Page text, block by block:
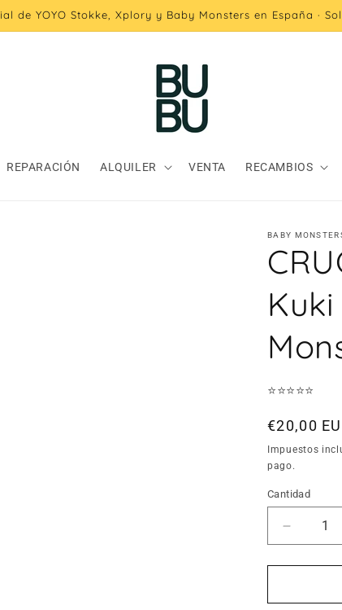
de YOYO Stokke, Xplory y Baby Monsters en España ·
REPARACIÓN ALQUILER VENTA RECAMBIOS
BABY
⭐⭐⭐⭐⭐
Precio
habitual
€20,00
Impuestos
pago.
Cantidad
Cantidad
Reducir
cantidad
para